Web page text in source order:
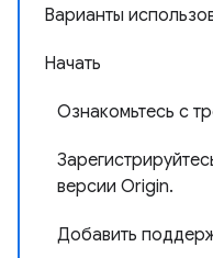
Варианты
Начать
Ознакомьтесь с
версии Origin.
Добавить